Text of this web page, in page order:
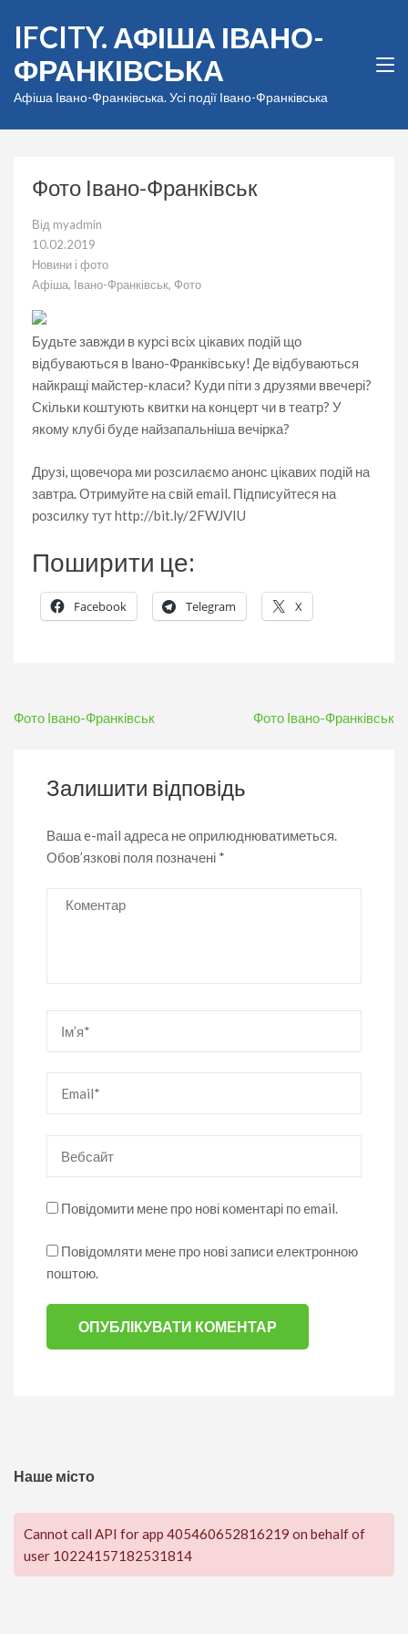
вмісту
(натисніть
Enter)
IFCITY. АФІША ІВАНО-
ФРАНКІВСЬКА
Афіша Івано-Франківська. Усі події Івано-Франківська
Фото Івано-Франківськ
Від myadmin
10.02.2019
Новини і фото
Афіша, Івано-Франківськ, Фото
Будьте завжди в курсі всіх цікавих подій що
відбуваються в Івано-Франківську! Де відбуваються
найкращі майстер-класи? Куди піти з друзями ввечері?
Скільки коштують квитки на концерт чи в театр? У
якому клубі буде найзапальніша вечірка?
Друзі, щовечора ми розсилаємо анонс цікавих подій на
завтра. Отримуйте на свій email. Підписуйтеся на
розсилку тут http://bit.ly/2FWJVIU
Поширити це:
Facebook Telegram X
Навігація
Фото Івано-Франківськ Фото Івано-Франківськ
Залишити відповідь
Ваша e-mail адреса не оприлюднюватиметься.
Обов’язкові поля позначені *
Коментар
Повідомити мене про нові коментарі по email.
Повідомляти мене про нові записи електронною
поштою.
Наше місто
Cannot call API for app 405460652816219 on behalf of
user 10224157182531814